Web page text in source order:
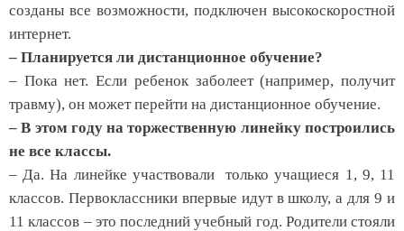
созданы все возможности, подключен высокоскоростной
интернет.
– Планируется ли дистанционное обучение?
– Пока нет. Если ребенок заболеет (например, получит
травму), он может перейти на дистанционное обучение.
– В этом году на торжественную линейку построились
не все классы.
– Да. На линейке участвовали только учащиеся 1, 9, 11
классов. Первоклассники впервые идут в школу, а для 9 и
11 классов – это последний учебный год. Родители стояли